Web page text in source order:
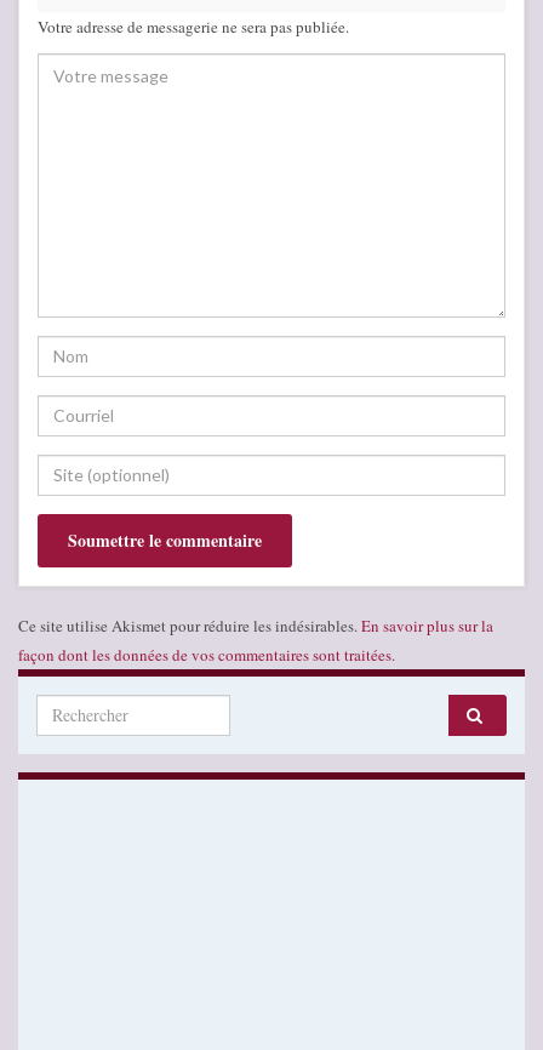
Votre adresse de messagerie ne sera pas publiée.
Ce site utilise Akismet pour réduire les indésirables. En savoir plus sur la
façon dont les données de vos commentaires sont traitées.
Search for: